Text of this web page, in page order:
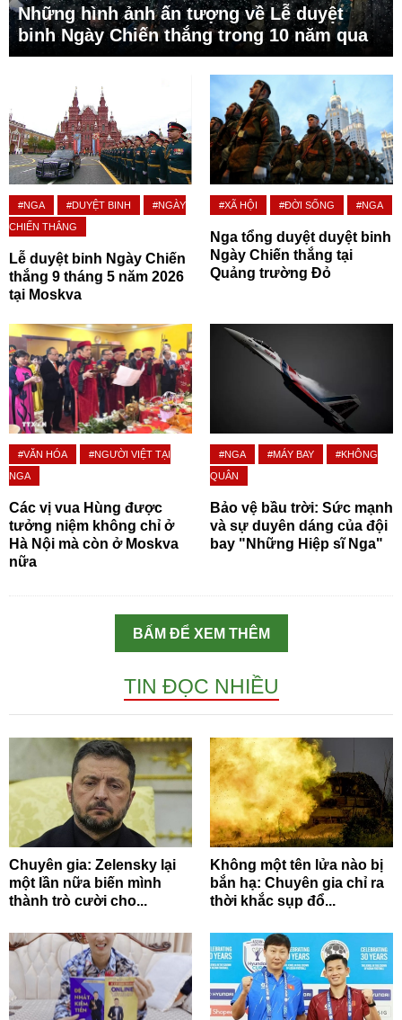
Những hình ảnh ấn tượng về Lễ duyệt
binh Ngày Chiến thắng trong 10 năm qua
#NGA #DUYỆT BINH
#NGÀY
CHIẾN THẮNG
Lễ duyệt binh Ngày Chiến
thắng 9 tháng 5 năm 2026
tại Moskva
#XÃ HỘI #ĐỜI SỐNG #NGA
Nga tổng duyệt duyệt binh
Ngày Chiến thắng tại
Quảng trường Đỏ
#VĂN HÓA
#NGƯỜI VIỆT TẠI
NGA
Các vị vua Hùng được
tưởng niệm không chỉ ở
Hà Nội mà còn ở Moskva
nữa
#NGA #MÁY BAY
#KHÔNG
QUÂN
Bảo vệ bầu trời: Sức mạnh
và sự duyên dáng của đội
bay "Những Hiệp sĩ Nga"
BẤM ĐỂ XEM THÊM
TIN ĐỌC NHIỀU
Chuyên gia: Zelensky lại
một lần nữa biến mình
thành trò cười cho...
Không một tên lửa nào bị
bắn hạ: Chuyên gia chỉ ra
thời khắc sụp đổ...